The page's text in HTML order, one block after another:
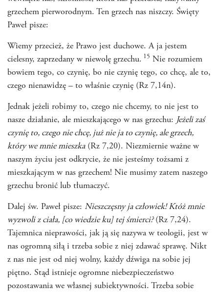
grzechem pierworodnym. Ten grzech nas niszczy. Święty
Paweł pisze:
Wiemy przecież, że Prawo jest duchowe. A ja jestem
cielesny, zaprzedany w niewolę grzechu. 15 Nie rozumiem
bowiem tego, co czynię, bo nie czynię tego, co chcę, ale to,
czego nienawidzę – to właśnie czynię (Rz 7,14n).
Jednak jeżeli robimy to, czego nie chcemy, to nie jest to
nasze działanie, ale mieszkającego w nas grzechu: Jeżeli zaś
czynię to, czego nie chcę, już nie ja to czynię, ale grzech,
który we mnie mieszka(Rz 7,20). Niezmiernie ważne w
naszym życiu jest odkrycie, że nie jesteśmy tożsami z
mieszkającym w nas grzechem! Nie musimy zatem naszego
grzechu bronić lub tłumaczyć.
Dalej św. Paweł pisze: Nieszczęsny ja człowiek! Któż mnie
wyzwoli z ciała, [co wiedzie ku] tej śmierci? (Rz 7,24).
Tajemnica nieprawości, jak ją się nazywa w teologii, jest w
nas ogromną siłą i trzeba sobie z niej zdawać sprawę. Nikt
z nas nie jest od niej wolny, każdy dźwiga na sobie jej
piętno. Stąd istnieje ogromne niebezpieczeństwo
pozostawania we własnej subiektywności. Trzeba sobie